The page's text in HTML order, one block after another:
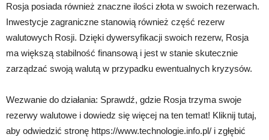
Rosja posiada również znaczne ilości złota w swoich rezerwach.
Inwestycje zagraniczne stanowią również część rezerw
walutowych Rosji. Dzięki dywersyfikacji swoich rezerw, Rosja
ma większą stabilność finansową i jest w stanie skutecznie
zarządzać swoją walutą w przypadku ewentualnych kryzysów.
Wezwanie do działania: Sprawdź, gdzie Rosja trzyma swoje
rezerwy walutowe i dowiedz się więcej na ten temat! Kliknij tutaj,
aby odwiedzić stronę https://www.technologie.info.pl/ i zgłębić